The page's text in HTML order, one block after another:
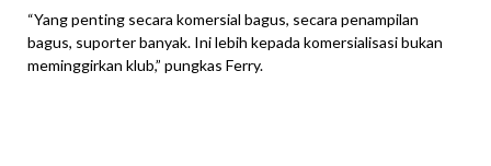
“Yang penting secara komersial bagus, secara penampilan
bagus, suporter banyak. Ini lebih kepada komersialisasi bukan
meminggirkan klub,” pungkas Ferry.